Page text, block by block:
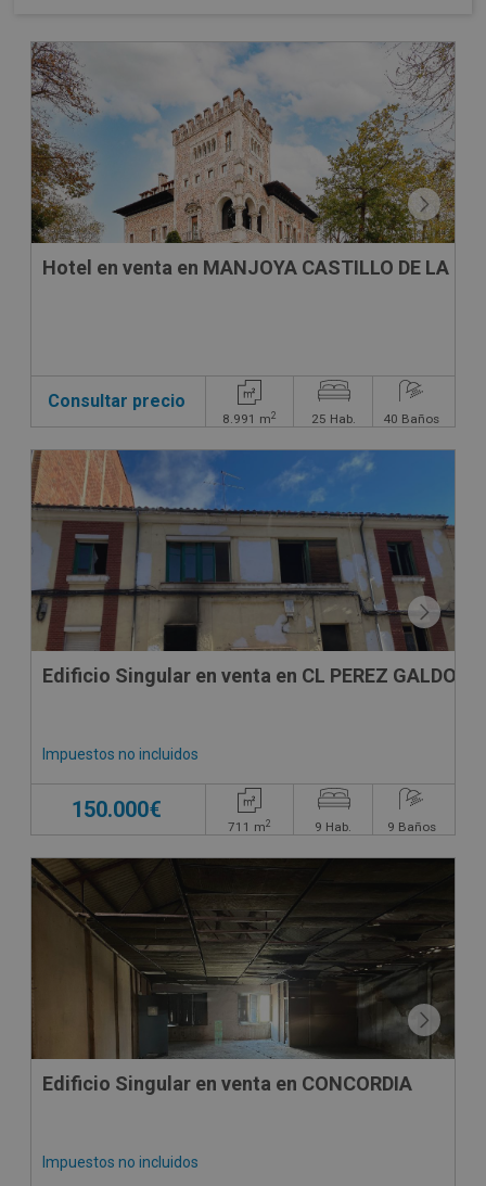
CONDICIONES ESPECIALES
Hotel en venta en MANJOYA CASTILLO DE LA
Consultar precio
8.991 m2 25 Hab. 40 Baños
CONDICIONES ESPECIALES
Edificio Singular en venta en CL PEREZ GALDOS
Impuestos no incluidos
150.000€
711 m2 9 Hab. 9 Baños
Edificio Singular en venta en CONCORDIA
Impuestos no incluidos